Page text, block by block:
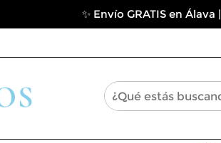
✨ Envío GRATIS en